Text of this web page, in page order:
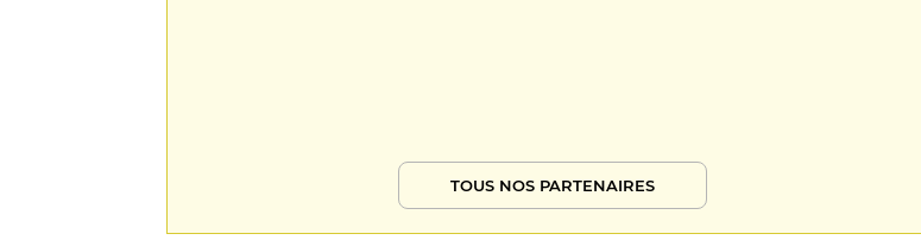
TOUS NOS PARTENAIRES